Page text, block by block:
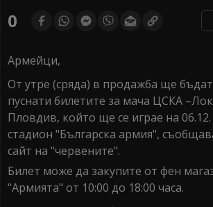
0
Армейци,
От утре (сряда) в продажба ще бъдат
пуснати билетите за мача ЦСКА
Пловдив, който ще се играе на 06.12.
стадион "Българска армия",
сайт на "червените".
Билет може да закупите от фен
"Армията" от 10:00 до 18:00 часа.